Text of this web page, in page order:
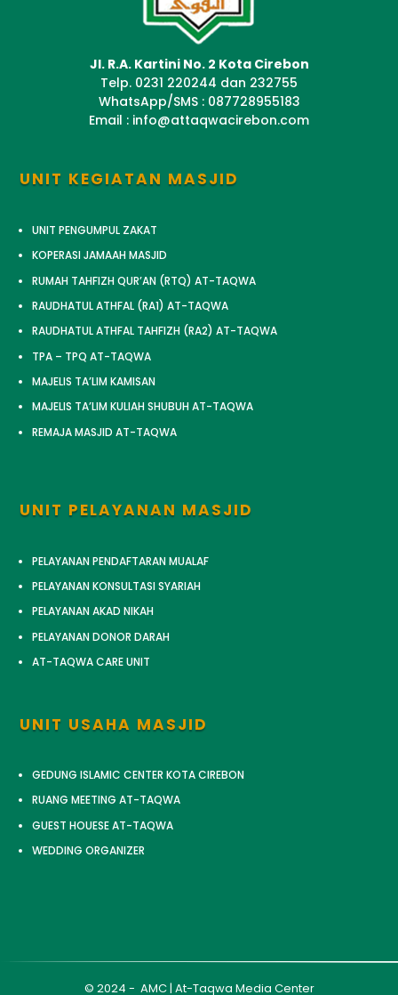
Jl. R.A. Kartini No. 2 Kota Cirebon
Telp. 0231 220244 dan 232755
WhatsApp/SMS : 087728955183
Email : info@attaqwacirebon.com
UNIT KEGIATAN MASJID
UNIT PENGUMPUL ZAKAT
KOPERASI JAMAAH MASJID
RUMAH TAHFIZH QUR’AN (RTQ) AT-TAQWA
RAUDHATUL ATHFAL (RA1) AT-TAQWA
RAUDHATUL ATHFAL TAHFIZH (RA2) AT-TAQWA
TPA – TPQ AT-TAQWA
MAJELIS TA’LIM KAMISAN
MAJELIS TA’LIM KULIAH SHUBUH AT-TAQWA
REMAJA MASJID AT-TAQWA
UNIT PELAYANAN MASJID
PELAYANAN PENDAFTARAN MUALAF
PELAYANAN KONSULTASI SYARIAH
PELAYANAN AKAD NIKAH
PELAYANAN DONOR DARAH
AT-TAQWA CARE UNIT
UNIT USAHA MASJID
GEDUNG ISLAMIC CENTER KOTA CIREBON
RUANG MEETING AT-TAQWA
GUEST HOUESE AT-TAQWA
WEDDING ORGANIZER
© 2024 - AMC | At-Taqwa Media Center